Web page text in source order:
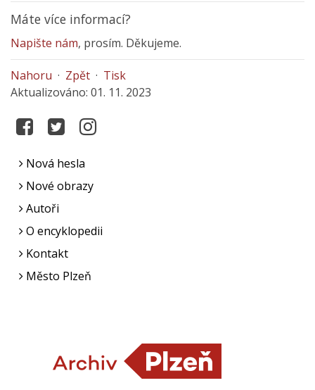
Máte více informací?
Napište nám, prosím. Děkujeme.
Nahoru · Zpět · Tisk
Aktualizováno: 01. 11. 2023
Nová hesla
Nové obrazy
Autoři
O encyklopedii
Kontakt
Město Plzeň